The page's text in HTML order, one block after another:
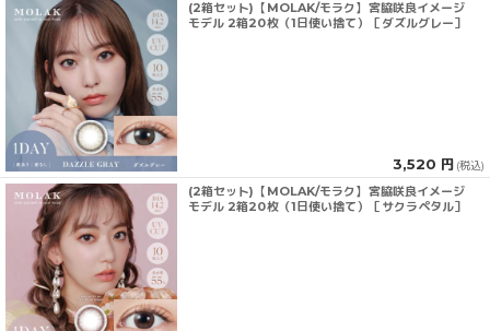
(2箱セット)【MOLAK/モラク】宮脇咲良イメージ
モデル 2箱20枚（1日使い捨て）［ダズルグレー］
3,520 円 (税込)
(2箱セット)【MOLAK/モラク】宮脇咲良イメージ
モデル 2箱20枚（1日使い捨て）［サクラペタル］